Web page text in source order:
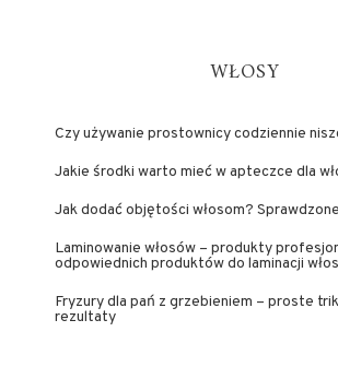
WŁOSY
Czy używanie prostownicy codziennie
Jakie środki warto mieć w apteczce dla
Jak dodać objętości włosom?
Laminowanie włosów – produkty
odpowiednich produktów do laminacji
Fryzury dla pań z grzebieniem – proste
rezultaty